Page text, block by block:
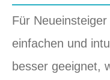
Für
einfachen und
besser geeignet,